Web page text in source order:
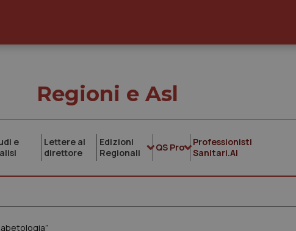
Regioni e Asl
e
Lettere al
direttore
Edizioni
Regionali
QS Pro
Professionisti
Sanitari.AI